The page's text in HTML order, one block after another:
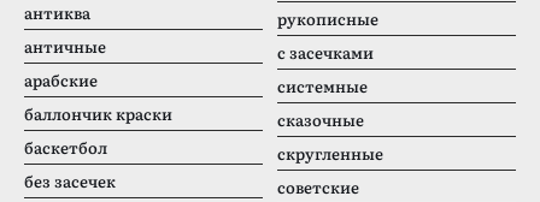
антиква
античные
арабские
баллончик краски
баскетбол
без засечек
рукописные
с засечками
системные
сказочные
скругленные
советские